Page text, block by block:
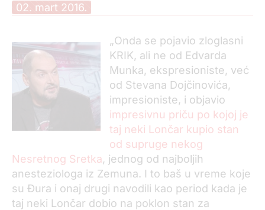
02. mart 2016.
„Onda se pojavio zloglasni
KRIK, ali ne od Edvarda
Munka, ekspresioniste, već
od Stevana Dojčinovića,
impresioniste, i objavio
impresivnu priču po kojoj je
taj neki Lončar kupio stan
od supruge nekog
Nesretnog Sretka, jednog od najboljih
anesteziologa iz Zemuna. I to baš u vreme koje
su Đura i onaj drugi navodili kao period kada je
taj neki Lončar dobio na poklon stan za